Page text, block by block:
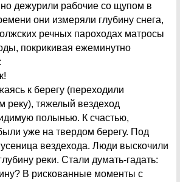
дежурили рабочие со щупом в
они измеряли глубину снега,
речных пароходах матросы
покрикивая ежеминутно
к берегу (переходили
реку), тяжелый вездеход
полынью. К счастью,
уже на твердом берегу. Под
вездехода. Люди выскочили
реки. Стали думать-гадать:
В рискованные моменты с